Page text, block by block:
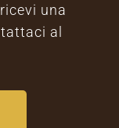
una
al